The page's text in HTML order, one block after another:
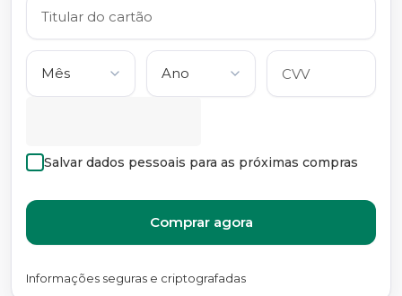
Salvar dados pessoais para as próximas compras
Comprar agora
Informações seguras e criptografadas